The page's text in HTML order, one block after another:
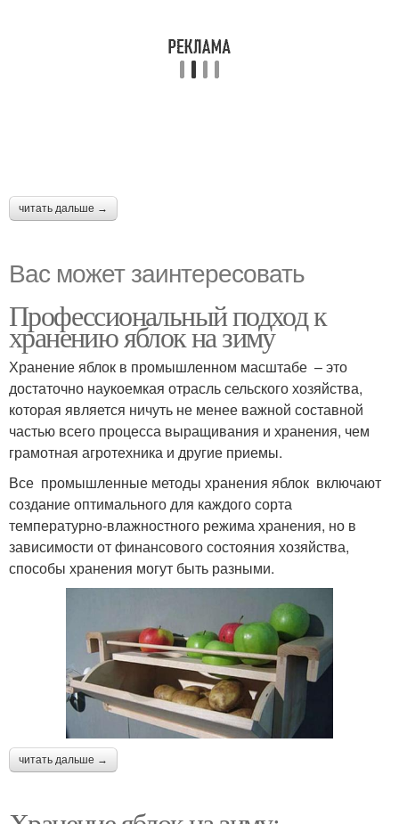
читать дальше →
Вас может заинтересовать
Профессиональный подход к
хранению яблок на зиму
Хранение яблок в промышленном масштабе – это
достаточно наукоемкая отрасль сельского хозяйства,
которая является ничуть не менее важной составной
частью всего процесса выращивания и хранения, чем
грамотная агротехника и другие приемы.
Все промышленные методы хранения яблок включают
создание оптимального для каждого сорта
температурно-влажностного режима хранения, но в
зависимости от финансового состояния хозяйства,
способы хранения могут быть разными.
читать дальше →